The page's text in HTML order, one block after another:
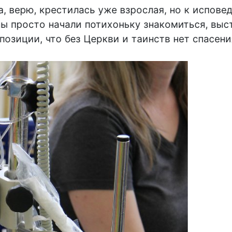
верю, крестилась уже взрослая, но к
начали потихоньку знакомиться,
что без Церкви и таинств нет